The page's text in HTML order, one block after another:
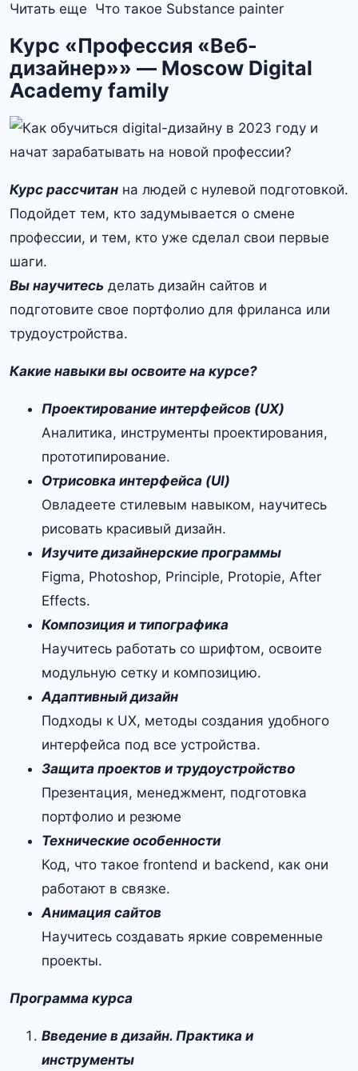
Читать еще Что такое Substance painter
Курс «Профессия «Веб-
дизайнер»» — Moscow Digital
Academy family
Курс рассчитан на людей с нулевой подготовкой.
Подойдет тем, кто задумывается о смене
профессии, и тем, кто уже сделал свои первые
шаги.
Вы научитесь делать дизайн сайтов и
подготовите свое портфолио для фриланса или
трудоустройства.
Какие навыки вы освоите на курсе?
Проектирование интерфейсов (UX)
Аналитика, инструменты проектирования,
прототипирование.
Отрисовка интерфейса (UI)
Овладеете стилевым навыком, научитесь
рисовать красивый дизайн.
Изучитедизайнерские программы
Figma, Photoshop, Principle, Protopie, After
Effects.
Композиция и типографика
Научитесь работать со шрифтом, освоите
модульную сетку и композицию.
Адаптивный дизайн
Подходы к UX, методы создания удобного
интерфейса под все устройства.
Защита проектов и трудоустройство
Презентация, менеджмент, подготовка
портфолио и резюме
Технические особенности
Код, что такое frontend и backend, как они
работают в связке.
Анимация сайтов
Научитесь создавать яркие современные
проекты.
Программа курса
Введение в дизайн. Практика и
инструменты